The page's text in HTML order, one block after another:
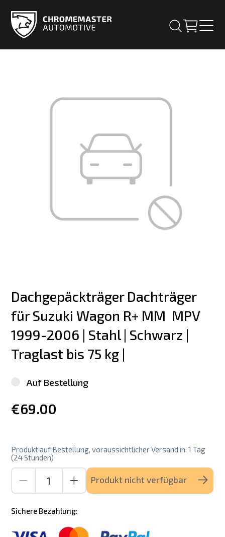
Dachgepäckträger Dachträger
für Suzuki Wagon R+ MM  MPV
1999-2006 | Stahl | Schwarz |
Traglast bis 75 kg |
Auf Bestellung
€69.00
Produkt auf Bestellung, voraussichtlicher Versand in: 1 Tag
(24 Stunden)
Produkt nicht verfügbar
Sichere Bezahlung: